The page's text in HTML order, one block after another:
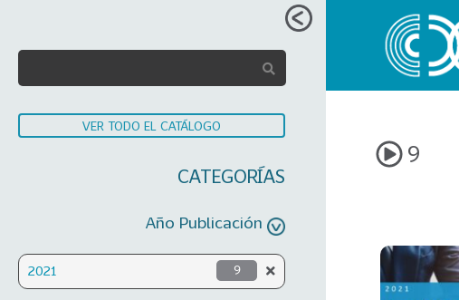
VER TODO EL CATÁLOGO
CATEGORÍAS
Año Publicación
2021 9
9